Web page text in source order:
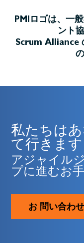
PMIロゴは、一
ント
Scrum Alliance
私たちは
て行きます
アジャイル
プに進むお
お 問い合わせ